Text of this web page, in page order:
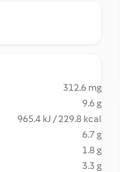
312.6 mg
9.6 g
965.4 kJ / 229.8 kcal
6.7 g
1.8 g
3.3 g